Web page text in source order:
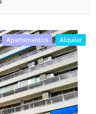
Apartamentos Alquiler